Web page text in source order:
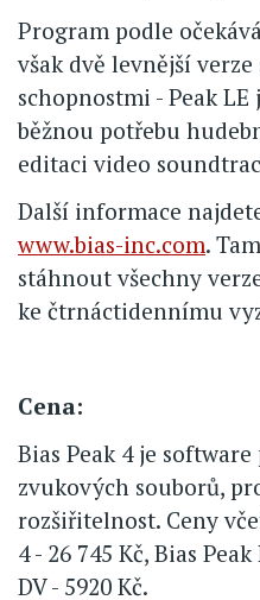
Program podle
však dvě levnější
schopnostmi - Peak
běžnou potřebu
editaci video
Další informace
www.bias-inc.com.
stáhnout všechny
ke čtrnáctidennímu
Cena:
Bias Peak 4 je
zvukových souborů,
rozšiřitelnost. Ceny
4 - 26 745 Kč, Bias
DV - 5920 Kč.